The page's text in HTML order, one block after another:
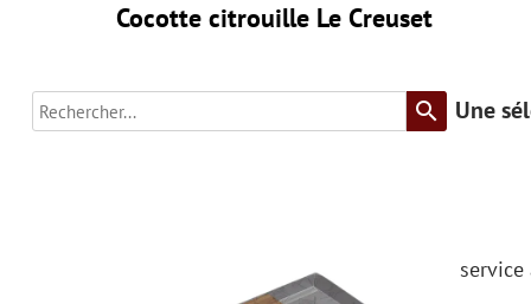
Cocotte citrouille Le Creuset
search Une